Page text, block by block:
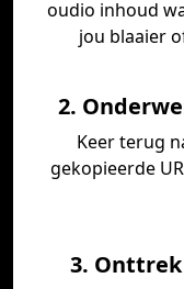
oudio inhoud
jou blaaier
2.
Keer terug
gekopieerde
3. Onttrek